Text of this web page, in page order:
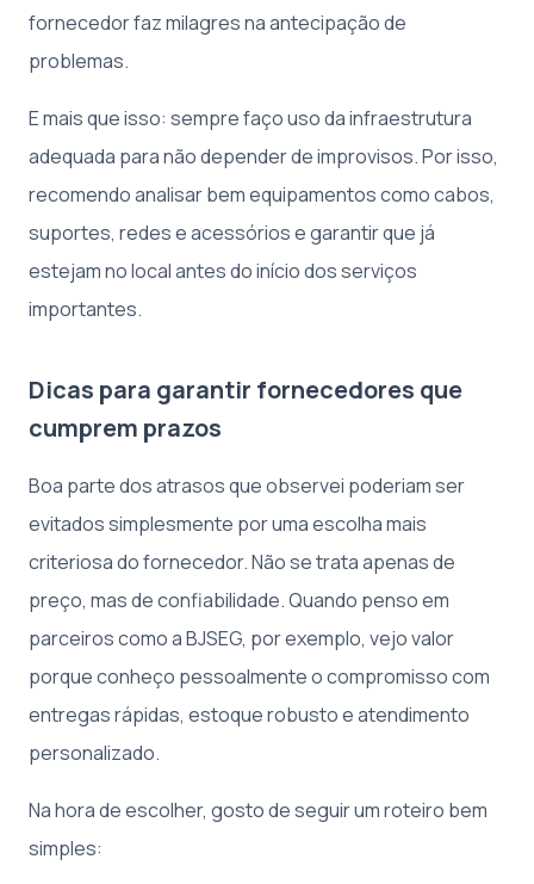
fornecedor faz milagres na antecipação de
problemas.
E mais que isso: sempre faço uso da infraestrutura
adequada para não depender de improvisos. Por isso,
recomendo analisar bem equipamentos como cabos,
suportes, redes e acessórios e garantir que já
estejam no local antes do início dos serviços
importantes.
Dicas para garantir fornecedores que
cumprem prazos
Boa parte dos atrasos que observei poderiam ser
evitados simplesmente por uma escolha mais
criteriosa do fornecedor. Não se trata apenas de
preço, mas de confiabilidade. Quando penso em
parceiros como a BJSEG, por exemplo, vejo valor
porque conheço pessoalmente o compromisso com
entregas rápidas, estoque robusto e atendimento
personalizado.
Na hora de escolher, gosto de seguir um roteiro bem
simples: